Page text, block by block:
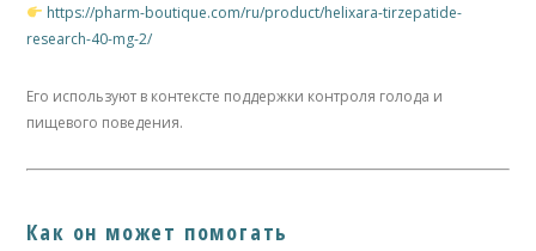
https://pharm-boutique.com/ru/product/helixara-tirzepatide-
research-40-mg-2/
Его используют в контексте поддержки контроля голода и
пищевого поведения.
Как он может помогать